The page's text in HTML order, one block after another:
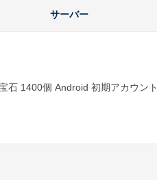
サーバー
石 1400個 Android 初期アカウント